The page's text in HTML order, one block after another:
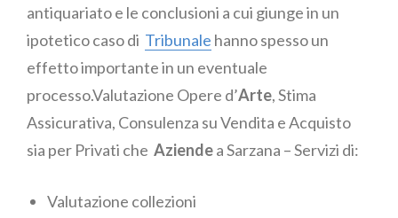
antiquariato e le conclusioni a cui giunge in un
ipotetico caso di Tribunale hanno spesso un
effetto importante in un eventuale
processo.Valutazione Opere d’Arte, Stima
Assicurativa, Consulenza su Vendita e Acquisto
sia per Privati che Aziendea Sarzana – Servizi di:
Valutazione collezioni